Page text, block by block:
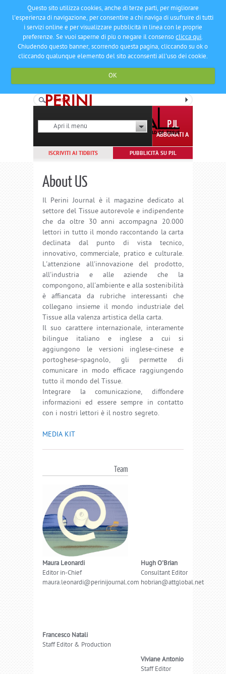
Questo sito utilizza cookies, anche di terze parti, per migliorare
l'esperienza di navigazione, per consentire a chi naviga di usufruire di tutti
i servizi online e per visualizzare pubblicità in linea con le proprie
preferenze. Se vuoi saperne di più o negare il consensoclicca qui.
Chiudendo questo banner, scorrendo questa pagina, cliccando su ok o
cliccando qualunque elemento del sito acconsenti all'uso dei cookie.
OK
Apri il menù
ABBONATI A
PUBBLICITÀ SU PJL
ISCRIVITI AI TIDBITS
About US
Il Perini Journal è il magazine dedicato al
settore del Tissue autorevole e indipendente
che da oltre 30 anni accompagna 20.000
lettori in tutto il mondo raccontando la carta
declinata dal punto di vista tecnico,
innovativo, commerciale, pratico e culturale.
L'attenzione all'innovazione del prodotto,
all'industria e alle aziende che la
compongono, all'ambiente e alla sostenibilità
è affiancata da rubriche interessanti che
collegano insieme il mondo industriale del
Tissue alla valenza artistica della carta.
Il suo carattere internazionale, interamente
bilingue italiano e inglese a cui si
aggiungono le versioni inglese-cinese e
portoghese-spagnolo, gli permette di
comunicare in modo efficace raggiungendo
tutto il mondo del Tissue.
Integrare la comunicazione, diffondere
informazioni ed essere sempre in contatto
con i nostri lettori è il nostro segreto.
MEDIA KIT
Team
Maura Leonardi
Editor in-Chief
maura.leonardi@perinijournal.com
Hugh O'Brian
Consultant Editor
hobrian@attglobal.net
Francesco Natali
Staff Editor & Production
Viviane Antonio
Staff Editor